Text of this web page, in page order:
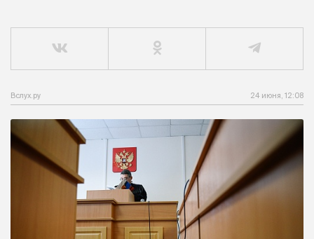
Вслух.ру 24 июня, 12:08